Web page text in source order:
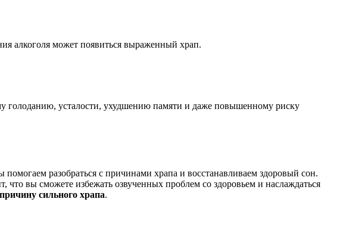
алкоголя может появиться выраженный храп.
усталости, ухудшению памяти и даже повышенному риску
разобраться с причинами храпа и восстанавливаем здоровый сон.
вы сможете избежать озвученных проблем со здоровьем и наслаждаться
причину сильного храпа.